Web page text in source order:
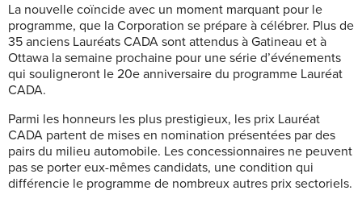
La nouvelle coïncide avec un moment marquant pour le
programme, que la Corporation se prépare à célébrer. Plus de
35 anciens Lauréats CADA sont attendus à Gatineau et à
Ottawa la semaine prochaine pour une série d’événements
qui souligneront le 20e anniversaire du programme Lauréat
CADA.
Parmi les honneurs les plus prestigieux, les prix Lauréat
CADA partent de mises en nomination présentées par des
pairs du milieu automobile. Les concessionnaires ne peuvent
pas se porter eux-mêmes candidats, une condition qui
différencie le programme de nombreux autres prix sectoriels.